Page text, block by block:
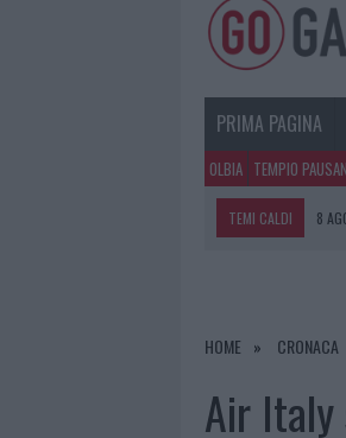
PRIMA PAGINA
OLBIA TEMPIO
TEMI CALDI 8
7 AGOSTO 2026
|
HOME CRONACA
Air Italy